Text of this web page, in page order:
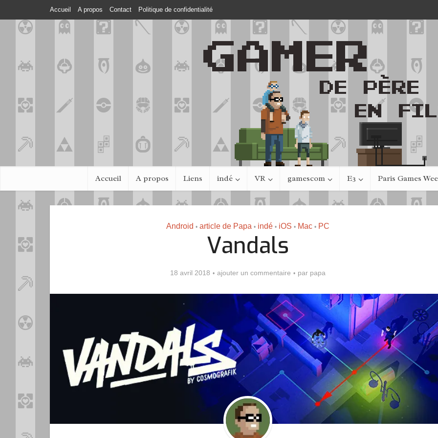
Accueil A propos Contact Politique de confidentialité
Accueil A propos Liens indé VR gamescom E3 Paris Games
Android • article de Papa • indé • iOS • Mac • PC
Vandals
18 avril 2018 ajouter un commentaire par papa
Looking for Fael